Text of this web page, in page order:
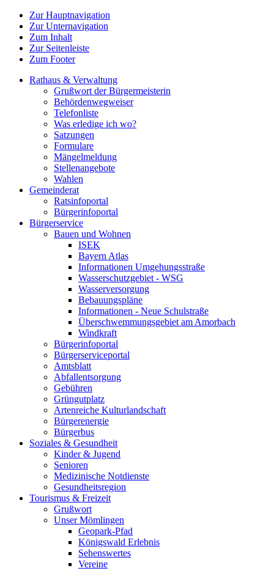
Zur Hauptnavigation
Zur Unternavigation
Zum Inhalt
Zur Seitenleiste
Zum Footer
Rathaus & Verwaltung
Grußwort der Bürgermeisterin
Behördenwegweiser
Telefonliste
Was erledige ich wo?
Satzungen
Formulare
Mängelmeldung
Stellenangebote
Wahlen
Gemeinderat
Ratsinfoportal
Bürgerinfoportal
Bürgerservice
Bauen und Wohnen
ISEK
Bayern Atlas
Informationen Umgehungsstraße
Wasserschutzgebiet - WSG
Wasserversorgung
Bebauungspläne
Informationen - Neue Schulstraße
Überschwemmungsgebiet am Amorbach
Windkraft
Bürgerinfoportal
Bürgerserviceportal
Amtsblatt
Abfallentsorgung
Gebühren
Grüngutplatz
Artenreiche Kulturlandschaft
Bürgerenergie
Bürgerbus
Soziales & Gesundheit
Kinder & Jugend
Senioren
Medizinische Notdienste
Gesundheitsregion
Tourismus & Freizeit
Grußwort
Unser Mömlingen
Geopark-Pfad
Königswald Erlebnis
Sehenswertes
Vereine